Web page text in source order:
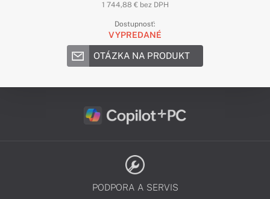
1 744,88 € bez DPH
Dostupnosť:
VYPREDANÉ
OTÁZKA NA PRODUKT
PODPORA A SERVIS